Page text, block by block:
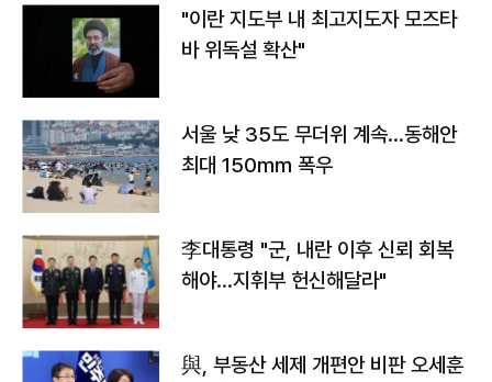
"이란 지도부 내 최고지도자 모즈타
바 위독설 확산"
서울 낮 35도 무더위 계속…동해안
최대 150㎜ 폭우
李대통령 "군, 내란 이후 신뢰 회복
해야…지휘부 헌신해달라"
與, 부동산 세제 개편안 비판 오세훈